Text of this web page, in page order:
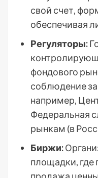
свой счет,
обеспечивая
Регуляторы:
фондового
соблюдение
например,
Федеральная
рынкам (в
Биржи:
площадки, где